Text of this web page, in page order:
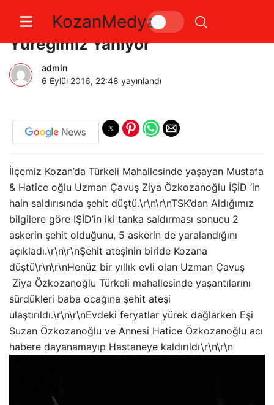
KozanMedya
Kozan’a Bir Şehit Ateşi Daha !
Yüreğimiz Yanıyor
admin
6 Eylül 2016, 22:48 yayınlandı
İlçemiz Kozan’da Türkeli Mahallesinde yaşayan Mustafa
& Hatice oğlu Uzman Çavuş Ziya Özkozanoğlu İŞİD ‘in
hain saldırısında şehit düştü.\r\n\r\nTSK’dan Aldığımız
bilgilere göre IŞİD’in iki tanka saldırması sonucu 2
askerin şehit olduğunu, 5 askerin de yaralandığını
açıkladı.\r\n\r\nŞehit ateşinin biride Kozana
düştü\r\n\r\nHenüz bir yıllık evli olan Uzman Çavuş
Ziya Özkozanoğlu Türkeli mahallesinde yaşantılarını
sürdükleri baba ocağına şehit ateşi
ulaştırıldı.\r\n\r\nEvdeki feryatlar yürek dağlarken Eşi
Suzan Özkozanoğlu ve Annesi Hatice Özkozanoğlu acı
habere dayanamayıp Hastaneye kaldırıldı\r\n\r\n